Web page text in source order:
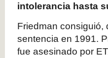
intolerancia hasta
Friedman consiguió,
sentencia en 1991.
fue asesinado por